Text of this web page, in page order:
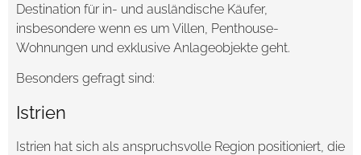
Destination für in- und ausländische Käufer,
insbesondere wenn es um Villen, Penthouse-
Wohnungen und exklusive Anlageobjekte geht.
Besonders gefragt sind:
Istrien
Istrien hat sich als anspruchsvolle Region positioniert, die